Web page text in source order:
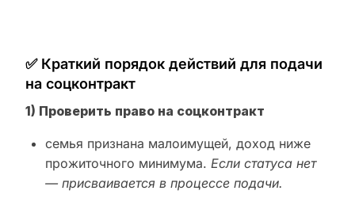
✅ Краткий порядок действий для подачи
на соцконтракт
1) Проверить право на соцконтракт
семья признана малоимущей, доход ниже
прожиточного минимума. Если статуса нет
— присваивается в процессе подачи.